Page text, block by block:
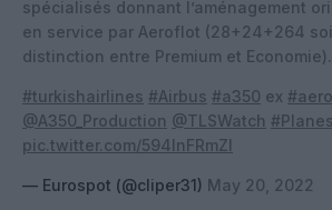
spécialisés donnant l’aménagement
en service par Aeroflot (28+24+264
distinction entre Premium et Economie).
#turkishairlines #Airbus #a350 ex
@A350_Production @TLSWatch
pic.twitter.com/594lnFRmZI
— Eurospot (@cliper31) May 20, 2022